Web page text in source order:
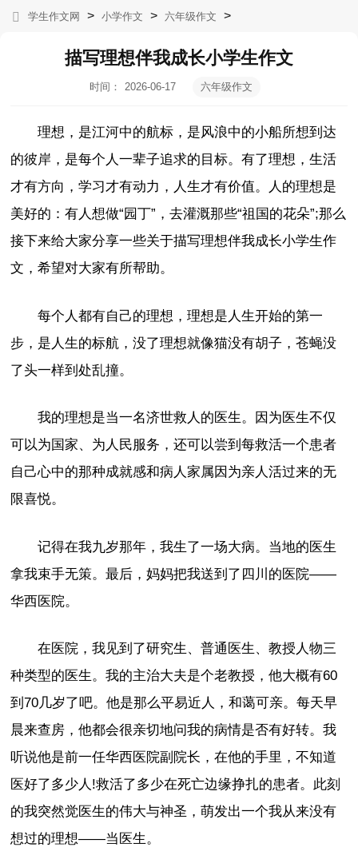
学生作文网 > 小学作文 > 六年级作文 >
描写理想伴我成长小学生作文
时间：
2026-06-17
六年级作文
理想，是江河中的航标，是风浪中的小船所想到达
的彼岸，是每个人一辈子追求的目标。有了理想，生活
才有方向，学习才有动力，人生才有价值。人的理想是
美好的：有人想做“园丁”，去灌溉那些“祖国的花朵”;那么
接下来给大家分享一些关于描写理想伴我成长小学生作
文，希望对大家有所帮助。
每个人都有自己的理想，理想是人生开始的第一
步，是人生的标航，没了理想就像猫没有胡子，苍蝇没
了头一样到处乱撞。
我的理想是当一名济世救人的医生。因为医生不仅
可以为国家、为人民服务，还可以尝到每救活一个患者
自己心中的那种成就感和病人家属因为亲人活过来的无
限喜悦。
记得在我九岁那年，我生了一场大病。当地的医生
拿我束手无策。最后，妈妈把我送到了四川的医院——
华西医院。
在医院，我见到了研究生、普通医生、教授人物三
种类型的医生。我的主治大夫是个老教授，他大概有60
到70几岁了吧。他是那么平易近人，和蔼可亲。每天早
晨来查房，他都会很亲切地问我的病情是否有好转。我
听说他是前一任华西医院副院长，在他的手里，不知道
医好了多少人!救活了多少在死亡边缘挣扎的患者。此刻
的我突然觉医生的伟大与神圣，萌发出一个我从来没有
想过的理想――当医生。